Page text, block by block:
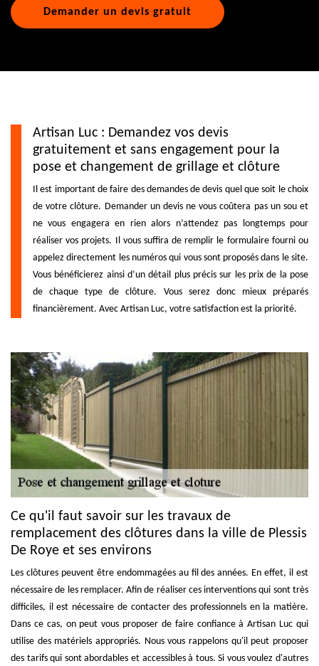
Demander un devis gratuit
Artisan Luc : Demandez vos devis
gratuitement et sans engagement pour la
pose et changement de grillage et clôture
Il est important de faire des demandes de devis quel que soit le choix
de votre clôture. Demander un devis ne vous coûtera pas un sou et
ne vous engagera en rien alors n’attendez pas longtemps pour
réaliser vos projets. Il vous suffira de remplir le formulaire fourni ou
appelez directement les numéros qui vous sont proposés dans le site.
Vous bénéficierez ainsi d’un détail plus précis sur les prix de la pose
de chaque type de clôture. Vous serez donc mieux préparés
financièrement. Avec Artisan Luc, votre satisfaction est la priorité.
Ce qu'il faut savoir sur les travaux de
remplacement des clôtures dans la ville de Plessis
De Roye et ses environs
Les clôtures peuvent être endommagées au fil des années. En effet, il est
nécessaire de les remplacer. Afin de réaliser ces interventions qui sont très
difficiles, il est nécessaire de contacter des professionnels en la matière.
Dans ce cas, on peut vous proposer de faire confiance à Artisan Luc qui
utilise des matériels appropriés. Nous vous rappelons qu'il peut proposer
des tarifs qui sont abordables et accessibles à tous. Si vous voulez d'autres